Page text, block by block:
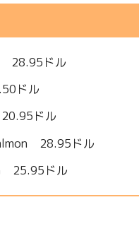
28.95ドル
ドル
ドル
28.95ドル
25.95ドル